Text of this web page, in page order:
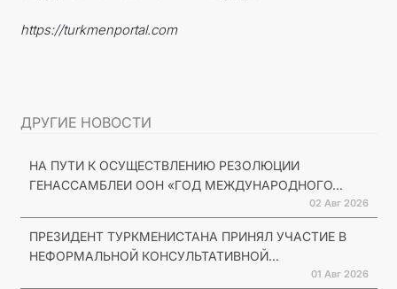
https://turkmenportal.com
ДРУГИЕ НОВОСТИ
НА ПУТИ К ОСУЩЕСТВЛЕНИЮ РЕЗОЛЮЦИИ
ГЕНАССАМБЛЕИ ООН «ГОД МЕЖДУНАРОДНОГО...
02 Авг 2026
ПРЕЗИДЕНТ ТУРКМЕНИСТАНА ПРИНЯЛ УЧАСТИЕ В
НЕФОРМАЛЬНОЙ КОНСУЛЬТАТИВНОЙ...
01 Авг 2026